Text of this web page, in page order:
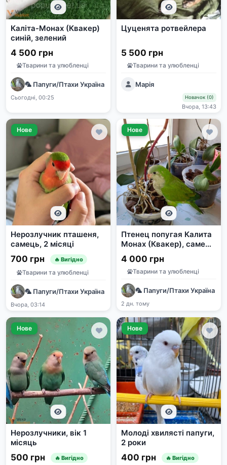
Каліта-Монах (Квакер)
синій, зелений
4 500 грн
Тварини та улюбленці
🦜 Папуги/Птахи Україна | Продаж та прилаштування | e-pet
Сьогодні, 00:25
Цуценята ротвейлера
5 500 грн
Тварини та улюбленці
Марія
Новачок (0)
Вчора, 13:43
Нове
Нерозлучник пташеня,
самець, 2 місяці
700 грн 🔥 Вигідно
Тварини та улюбленці
🦜 Папуги/Птахи Україна | Продаж та прилаштування | e-pet
Вчора, 03:14
Нове
Птенец попугая Калита
Монах (Квакер), самец,
1 месяц
4 000 грн
Тварини та улюбленці
🦜 Папуги/Птахи Україна |
2 дн. тому
Нове
Нерозлучники, вік 1
місяць
500 грн 🔥 Вигідно
Нове
Молоді хвилясті папуги,
2 роки
400 грн 🔥 Вигідно